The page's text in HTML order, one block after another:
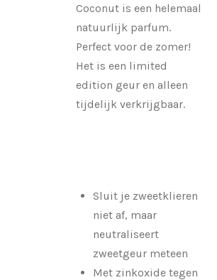
Coconut is een helemaal
natuurlijk parfum.
Perfect voor de zomer!
Het is een limited
edition geur en alleen
tijdelijk verkrijgbaar.
Sluit je zweetklieren
niet af, maar
neutraliseert
zweetgeur meteen
Met zinkoxide tegen